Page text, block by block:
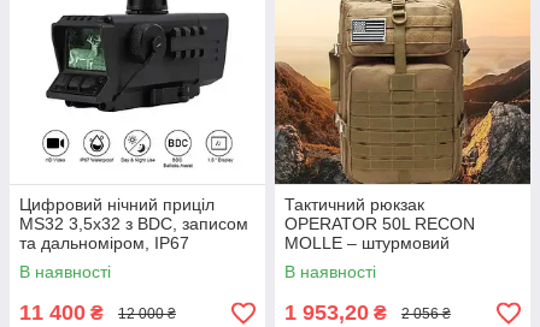
Цифровий нічний приціл
MS32 3,5x32 з BDC, записом
та дальноміром, IP67
В наявності
11 400 ₴ 12 000 ₴
Тактичний рюкзак
OPERATOR 50L RECON
MOLLE – штурмовий
військовий рюкзак для
розвідки, автономних місій та
виживання + подарунок
В наявності
1 953,20 ₴ 2 056 ₴